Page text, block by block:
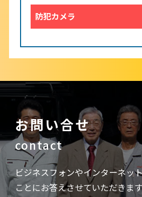
防犯カメラ
お問い合せ
contact
ビジネスフォンやインターネッ
ことにお答えさせていただきま